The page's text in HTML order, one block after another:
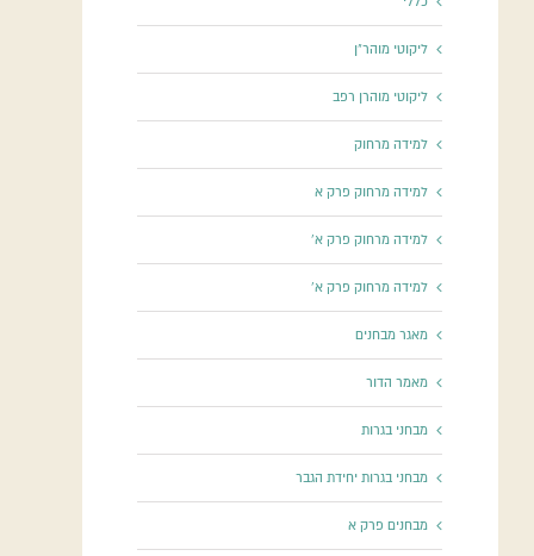
ליקוטי מוהר"ן
ליקוטי מוהרן רפב
למידה מרחוק
למידה מרחוק פרק א
למידה מרחוק פרק א'
למידה מרחוק פרק א'
מאגר מבחנים
מאמר הדור
מבחני בגרות
מבחני בגרות יחידת הגבר
מבחנים פרק א